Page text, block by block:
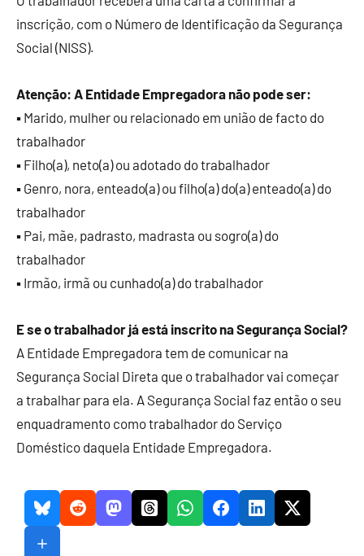
inscrição, com o Número de Identificação da Segurança
Social (NISS).
Atenção: A Entidade Empregadora não pode ser:
▪ Marido, mulher ou relacionado em união de facto do
trabalhador
▪ Filho(a), neto(a) ou adotado do trabalhador
▪ Genro, nora, enteado(a) ou filho(a) do(a) enteado(a) do
trabalhador
▪ Pai, mãe, padrasto, madrasta ou sogro(a) do
trabalhador
▪ Irmão, irmã ou cunhado(a) do trabalhador
E se o trabalhador já está inscrito na Segurança Social?
A Entidade Empregadora tem de comunicar na
Segurança Social Direta que o trabalhador vai começar
a trabalhar para ela. A Segurança Social faz então o seu
enquadramento como trabalhador do Serviço
Doméstico daquela Entidade Empregadora.